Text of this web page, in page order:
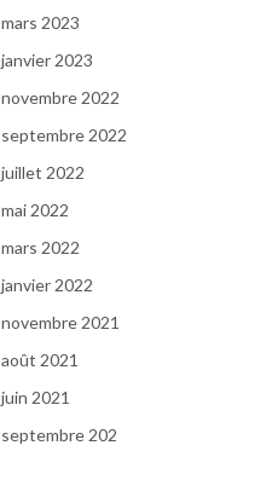
mars 2023
janvier 2023
novembre 2022
septembre 2022
juillet 2022
mai 2022
mars 2022
janvier 2022
novembre 2021
août 2021
juin 2021
septembre 202